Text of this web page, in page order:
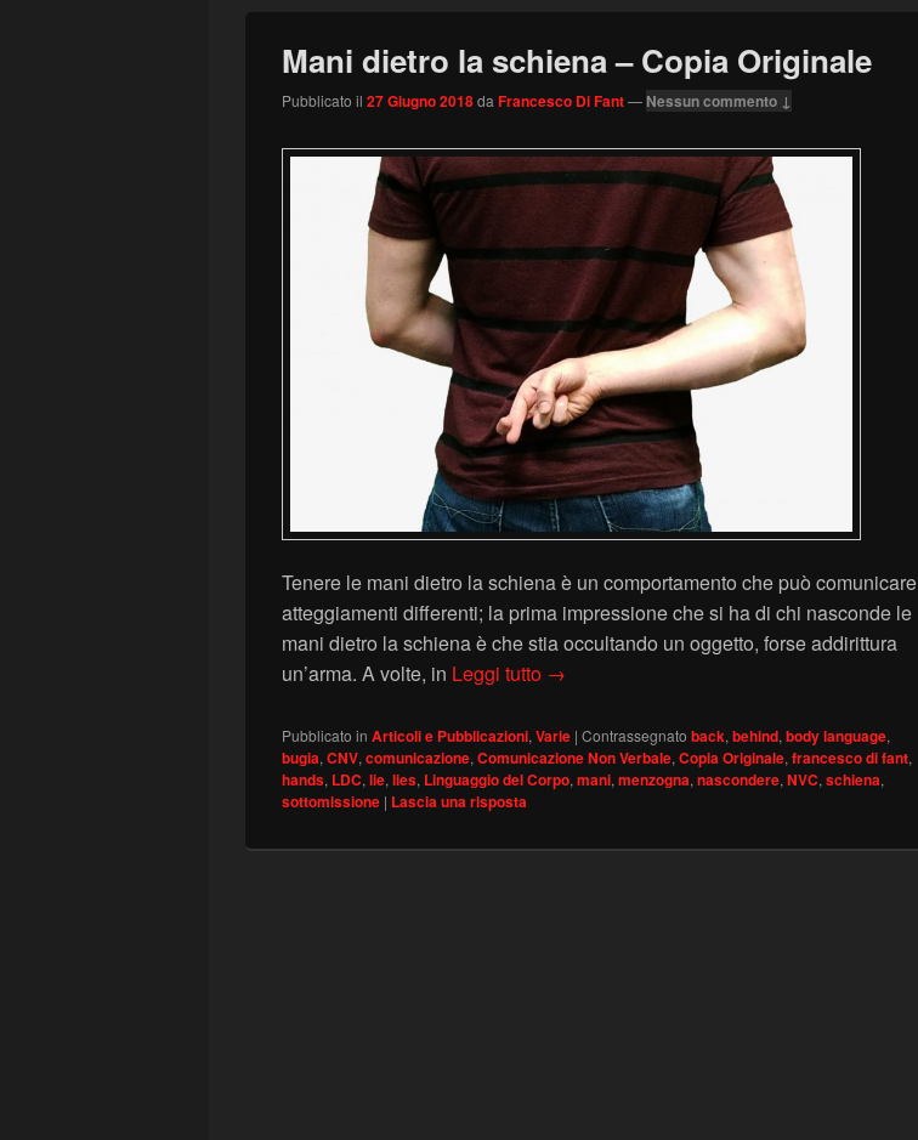
Mani dietro la schiena – Copia Originale
Pubblicato il 27 Giugno 2018da Francesco Di Fant— Nessun commento ↓
Tenere le mani dietro la schiena è un comportamento che può comunicare
atteggiamenti differenti; la prima impressione che si ha di chi nasconde le
mani dietro la schiena è che stia occultando un oggetto, forse addirittura
un’arma. A volte, in Leggi tutto Mani dietro la schiena – Copia Originale
→
Pubblicato in Articoli e Pubblicazioni, Varie | Contrassegnato back, behind, body language,
bugia, CNV, comunicazione, Comunicazione Non Verbale, Copia Originale, francesco di fant,
hands, LDC, lie, lies, Linguaggio del Corpo, mani, menzogna, nascondere, NVC, schiena,
sottomissione | Lascia una risposta